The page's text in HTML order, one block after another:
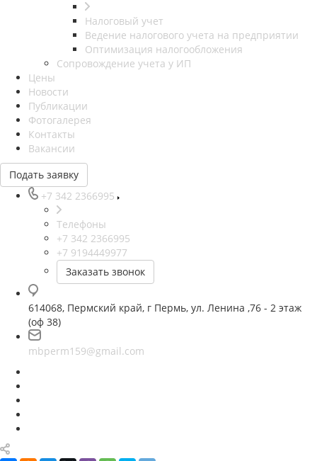
Налоговый учет
Ведение налогового учета на предприятии
Оптимизация налогообложения
Сопровождение учета у ИП
Цены
Новости
Публикации
Фотогалерея
Контакты
Вакансии
Подать заявку
+7 342 2366995
Телефоны
+7 342 2366995
+7 9194449977
Заказать звонок
614068, Пермский край, г Пермь, ул. Ленина ,76 - 2 этаж
(оф 38)
mbperm159@gmail.com